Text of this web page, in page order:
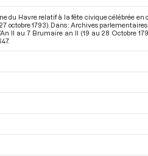
du Havre relatif à la fête civique célébrée en
octobre 1793). Dans : Archives
II au 7 Brumaire an II (19 au 28 Octobre